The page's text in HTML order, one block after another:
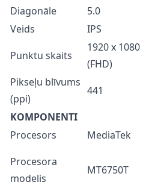
Diagonāle
5.0
Veids
IPS
Punktu skaits
1920 x 1080
(FHD)
Pikseļu blīvums
(ppi)
441
KOMPONENTI
Procesors
MediaTek
Procesora
modelis
MT6750T